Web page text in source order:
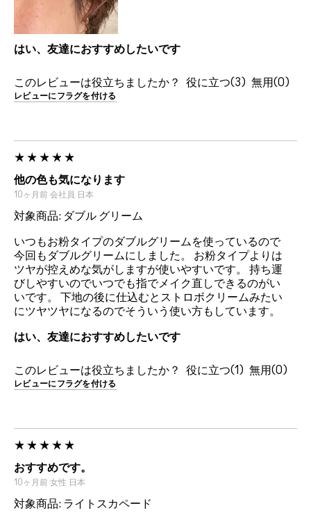
はい、友達におすすめしたいです
このレビューは役立ちましたか？ 3 0
レビューにフラグを付ける
他の色も気になります
10ヶ月前 会社員 日本
対象商品: ダブル グリーム
いつもお粉タイプのダブルグリームを使っているので
今回もダブルグリームにしました。 お粉タイプよりは
ツヤが控えめな気がしますが使いやすいです。 持ち運
びしやすいのでいつでも指でメイク直しできるのがい
いです。 下地の後に仕込むとストロボクリームみたい
にツヤツヤになるのでそういう使い方もしています。
はい、友達におすすめしたいです
このレビューは役立ちましたか？ 1 0
レビューにフラグを付ける
おすすめです。
10ヶ月前 女性 日本
対象商品: ライトスカペード